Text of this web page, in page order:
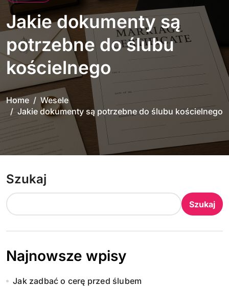
Jakie dokumenty są
potrzebne do ślubu
kościelnego
Home
Wesele
Jakie dokumenty są potrzebne do ślubu kościelnego
Szukaj
Szukaj
Najnowsze wpisy
Jak zadbać o cerę przed ślubem